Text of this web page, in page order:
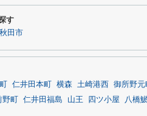
す
田市
仁井田本町 横森 土崎港西 御所野元
町 仁井田福島 山王 四ツ小屋 八橋